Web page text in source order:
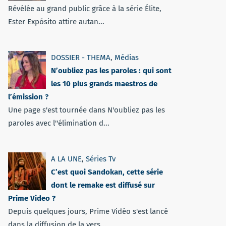
Révélée au grand public grâce à la série Élite,
Ester Expósito attire autan...
DOSSIER - THEMA, Médias
N’oubliez pas les paroles : qui sont
les 10 plus grands maestros de
l’émission ?
Une page s'est tournée dans N'oubliez pas les
paroles avec l''élimination d...
A LA UNE, Séries Tv
C’est quoi Sandokan, cette série
dont le remake est diffusé sur
Prime Video ?
Depuis quelques jours, Prime Vidéo s'est lancé